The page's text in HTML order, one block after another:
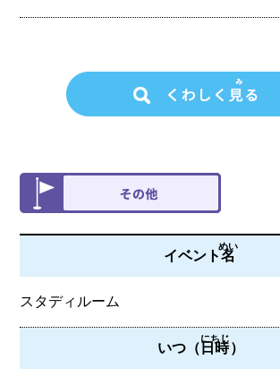
イベント名
めい
スタディルーム
いつ（日時
にちじ
）